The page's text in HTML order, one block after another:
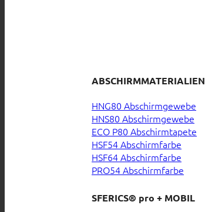
ABSCHIRMMATERIALIEN
HNG80 Abschirmgewebe
HNS80 Abschirmgewebe
ECO P80 Abschirmtapete
HSF54 Abschirmfarbe
HSF64 Abschirmfarbe
PRO54 Abschirmfarbe
SFERICS® pro + MOBIL